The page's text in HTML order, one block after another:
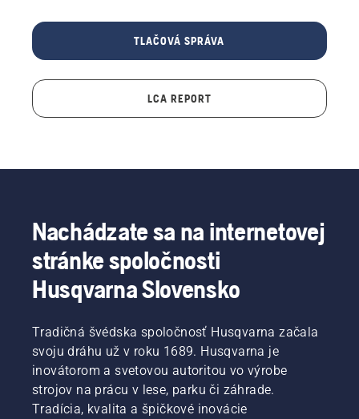
TLAČOVÁ SPRÁVA
LCA REPORT
Nachádzate sa na internetovej
stránke spoločnosti
Husqvarna Slovensko
Tradičná švédska spoločnosť Husqvarna začala
svoju dráhu už v roku 1689. Husqvarna je
inovátorom a svetovou autoritou vo výrobe
strojov na prácu v lese, parku či záhrade.
Tradícia, kvalita a špičkové inovácie